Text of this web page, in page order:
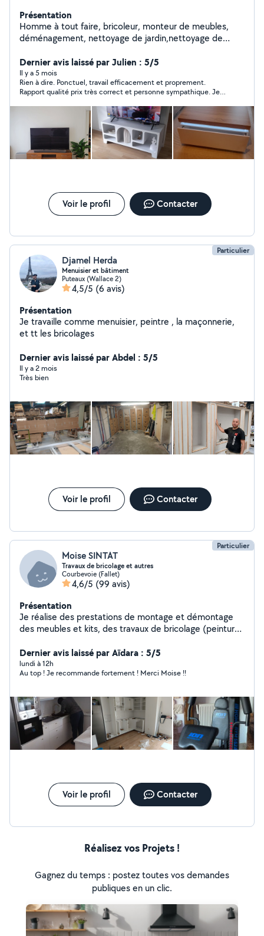
Présentation
Homme à tout faire, bricoleur, monteur de meubles,
déménagement, nettoyage de jardin,nettoyage de
(électricité, peinture, nettoyage de cave, grenier...),
débouchage évier, douche et toilettes, disponible ,
méticuleux et efficace.
Dernier avis laissé par Julien : 5/5
Il y a 5 mois
Rien à dire. Ponctuel, travail efficacement et proprement.
Rapport qualité prix très correct et personne sympathique. Je
Voir le profil Contacter
Particulier
Djamel Herda
Menuisier et bâtiment
Puteaux (Wallace 2)
4,5/5 (6 avis)
Présentation
Je travaille comme menuisier, peintre , la maçonnerie,
et tt les bricolages
Dernier avis laissé par Abdel : 5/5
Il y a 2 mois
Très bien
Voir le profil Contacter
Particulier
Moise SINTAT
Travaux de bricolage et autres
Courbevoie (Fallet)
4,6/5 (99 avis)
Présentation
Je réalise des prestations de montage et démontage
des meubles et kits, des travaux de bricolage (peinture,
Dernier avis laissé par Aïdara : 5/5
lundi à 12h
Au top ! Je recommande fortement ! Merci Moise !!
Voir le profil Contacter
Réalisez vos Projets !
Gagnez du temps : postez toutes vos demandes
publiques en un clic.